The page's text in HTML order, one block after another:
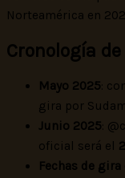
Norteamérica en
Cronología
Mayo 2025:
gira por
Junio 2025:
oficial será el
Fechas de